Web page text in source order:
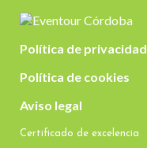
Política de privacidad
Política de cookies
Aviso legal
Certificado de excelencia